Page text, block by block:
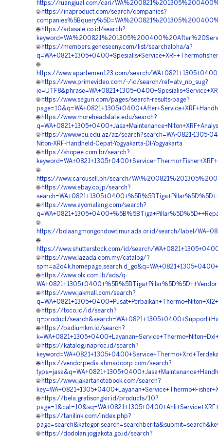
https://ruangjual.com/cari/
🌐 https://inaproduct.com/search/companies?
🌐 https://adasale.co.id/search?
🌐 https://members.geneseeny.com/list/searchalpha/a?
🌐
https://www.apartemen123.com/search/
🌐 https://www.primevideo.com/-/id/search/ref=atv_nb_sug?
🌐 https://www.seguri.com/pages/search-results-page?
🌐 https://www.moreheadstate.edu/search?
🌐 https://www.wcu.edu.az/az/search?search=WA-0821-1305-
Niton-XRF-Handheld-Cepat-Yogyakarta-DI-Yogyakarta
🌐 https://shopee.com.br/search?
🌐
https://www.carousell.ph/search/
🌐 https://www.ebay.co.jp/search?
🌐 https://www.ayomalang.com/search?
🌐
https://bolaangmongondowtimur.ada.or.id/search/label/
🌐
https://www.shutterstock.com/id/search/
🌐 https://www.lazada.com.my/catalog/?
🌐 https://www.olx.com.lb/ads/q-
🌐 https://www.jakmall.com/search?
🌐 https://toco.id/id/search?
q=product/
🌐 https://padiumkm.id/search?
🌐 https://katalog.inaproc.id/search?
🌐 https://vendorpedia.ahmadcorp.com/search?
🌐 https://www.jakartanotebook.com/search?
🌐 https://bela.gratisongkir.id/products/10?
🌐 https://tanilink.com/index.php?
🌐 https://dodolan.jogjakota.go.id/search?